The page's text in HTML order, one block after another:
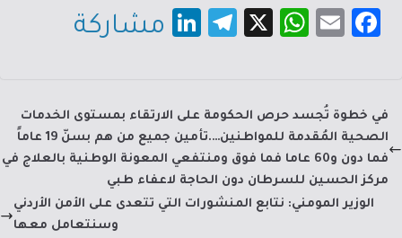
Fa
b
o
ok
E
W
sA
p
p
X
Te
a
m
Li
dI
n
مشاركة
في خطوة تُجسد حرص الحكومة على الارتقاء بمستوى الخدمات
الصحية المُقدمة للمواطنين….تأمين جميع من هم بسنّ 19 عاماً
فما دون و60 عاما فما فوق ومنتفعي المعونة الوطنية بالعلاج في
مركز الحسين للسرطان دون الحاجة لاعفاء طبي
الوزير المومني: نتابع المنشورات التي تتعدى على الأمن الأردني
وسنتعامل معها